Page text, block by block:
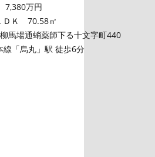
7,380万円
ＤＫ 70.58㎡
馬場通蛸薬師下る十文字町440
線「烏丸」駅 徒歩6分